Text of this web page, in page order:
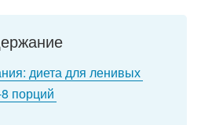
диета для ленивых
порций